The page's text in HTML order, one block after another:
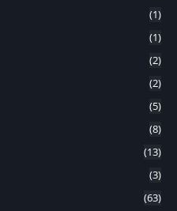
(1)
(1)
(2)
(2)
(5)
(8)
(13)
(3)
(63)